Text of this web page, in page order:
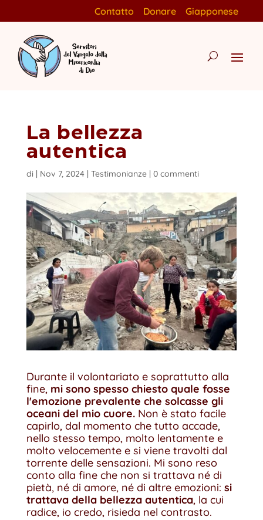
Contatto Donare Giapponese
La bellezza
autentica
di Nov 7, 2024 Testimonianze| 0 commenti
Durante il volontariato e soprattutto alla
fine, mi sono spesso chiesto quale fosse
l'emozione prevalente che solcasse gli
oceani del mio cuore.Non è stato facile
capirlo, dal momento che tutto accade,
nello stesso tempo, molto lentamente e
molto velocemente e si viene travolti dal
torrente delle sensazioni. Mi sono reso
conto alla fine che non si trattava né di
pietà, né di amore, né di altre emozioni: si
trattava della bellezza autentica, la cui
radice, io credo, risieda nel contrasto.